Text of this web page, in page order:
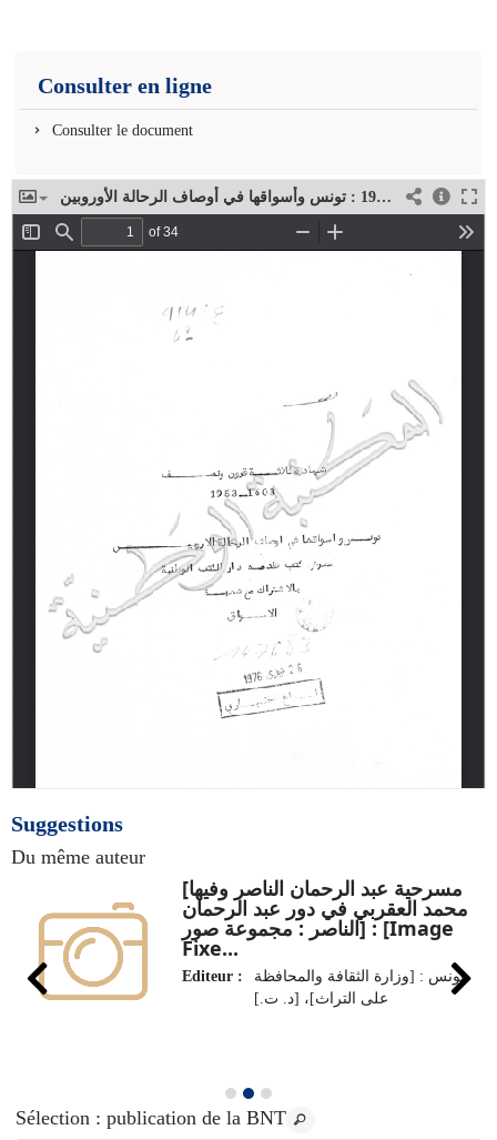
Consulter en ligne
Consulter le document
شهادة ثلاثة قرون ونصف 1603-1953 : تونس وأسواقها في أوصاف الرحالة الأوروبين
Suggestions
Du même auteur
[مسرحية عبد الرحمان الناصر وفيها
محمد العقربي في دور عبد الرحمان
الناصر : مجموعة صور] : [Image
Fixe...
Editeur :
تونس : [وزارة الثقافة والمحافظة
على التراث]، [د. ت.]
Sélection : publication de la BNT